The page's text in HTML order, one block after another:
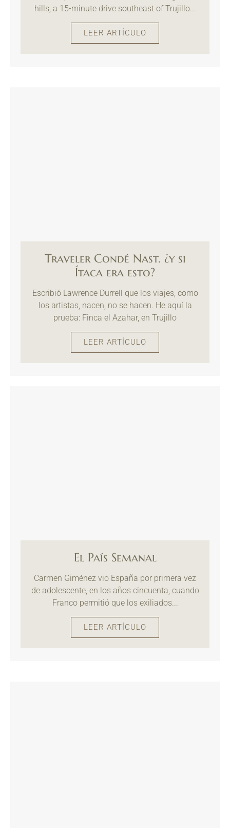
hills, a 15-minute drive southeast of Trujillo...
LEER ARTÍCULO
Traveler Condé Nast. ¿y si
Ítaca era esto?
Escribió Lawrence Durrell que los viajes, como
los artistas, nacen, no se hacen. He aquí la
prueba: Finca el Azahar, en Trujillo
LEER ARTÍCULO
El País Semanal
Carmen Giménez vio España por primera vez
de adolescente, en los años cincuenta, cuando
Franco permitió que los exiliados...
LEER ARTÍCULO